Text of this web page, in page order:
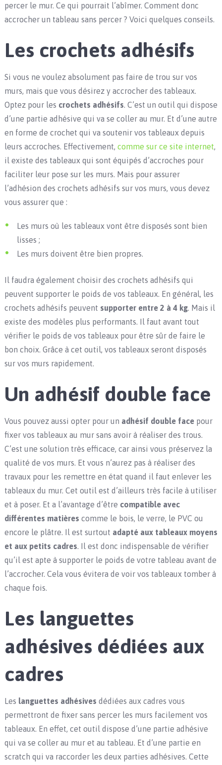
percer le mur. Ce qui pourrait l’abîmer. Comment donc
accrocher un tableau sans percer ? Voici quelques conseils.
Les crochets adhésifs
Si vous ne voulez absolument pas faire de trou sur vos
murs, mais que vous désirez y accrocher des tableaux.
Optez pour les crochets adhésifs. C’est un outil qui dispose
d’une partie adhésive qui va se coller au mur. Et d’une autre
en forme de crochet qui va soutenir vos tableaux depuis
leurs accroches. Effectivement, comme sur ce site internet,
il existe des tableaux qui sont équipés d’accroches pour
faciliter leur pose sur les murs. Mais pour assurer
l’adhésion des crochets adhésifs sur vos murs, vous devez
vous assurer que :
Les murs où les tableaux vont être disposés sont bien
lisses ;
Les murs doivent être bien propres.
Il faudra également choisir des crochets adhésifs qui
peuvent supporter le poids de vos tableaux. En général, les
crochets adhésifs peuvent supporter entre 2 à 4 kg. Mais il
existe des modèles plus performants. Il faut avant tout
vérifier le poids de vos tableaux pour être sûr de faire le
bon choix. Grâce à cet outil, vos tableaux seront disposés
sur vos murs rapidement.
Un adhésif double face
Vous pouvez aussi opter pour un adhésif double facepour
fixer vos tableaux au mur sans avoir à réaliser des trous.
C’est une solution très efficace, car ainsi vous préservez la
qualité de vos murs. Et vous n’aurez pas à réaliser des
travaux pour les remettre en état quand il faut enlever les
tableaux du mur. Cet outil est d’ailleurs très facile à utiliser
et à poser. Et a l’avantage d’être compatible avec
différentes matières comme le bois, le verre, le PVC ou
encore le plâtre. Il est surtout adapté aux tableaux moyens
et aux petits cadres. Il est donc indispensable de vérifier
qu’il est apte à supporter le poids de votre tableau avant de
l’accrocher. Cela vous évitera de voir vos tableaux tomber à
chaque fois.
Les languettes
adhésives dédiées aux
cadres
Les languettes adhésives dédiées aux cadres vous
permettront de fixer sans percer les murs facilement vos
tableaux. En effet, cet outil dispose d’une partie adhésive
qui va se coller au mur et au tableau. Et d’une partie en
scratch qui va raccorder les deux parties adhésives. Cette